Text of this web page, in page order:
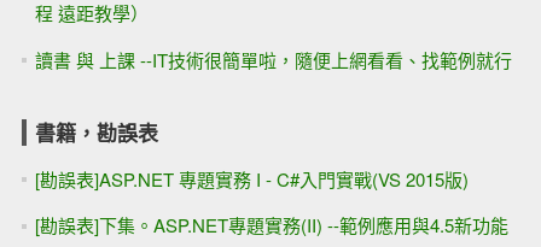
程 遠距教學）
讀書 與 上課 --IT技術很簡單啦，隨便上網看看、找範例就行
書籍，勘誤表
[勘誤表]ASP.NET 專題實務 I - C#入門實戰(VS 2015版)
[勘誤表]下集。ASP.NET專題實務(II) --範例應用與4.5新功能